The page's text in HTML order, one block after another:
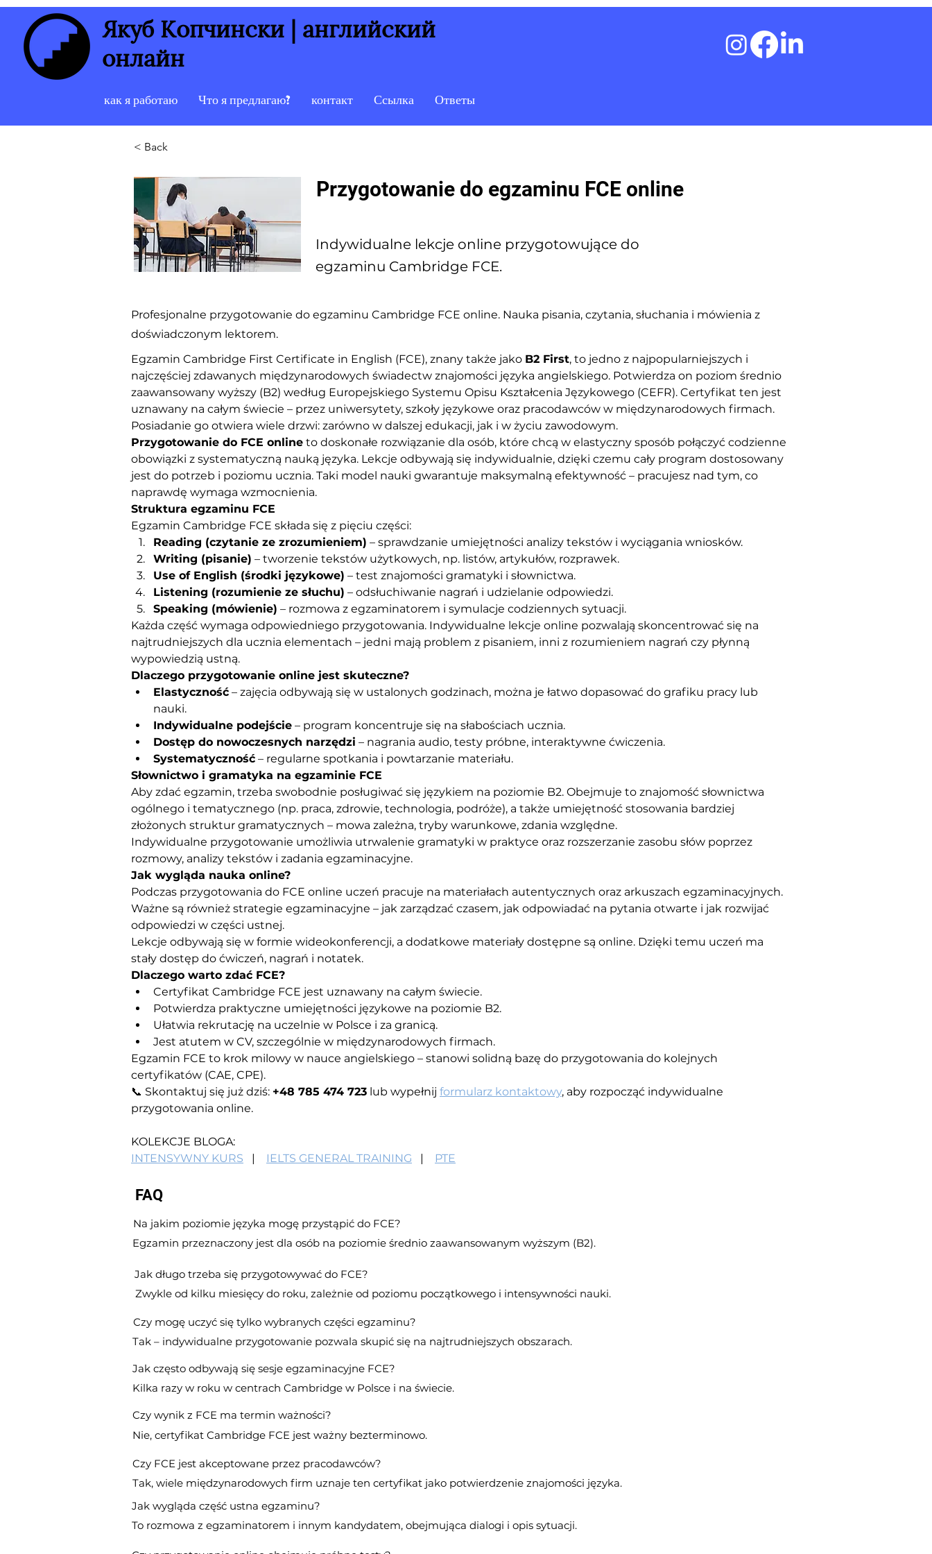
Якуб Копчински | английский
онлайн
как я работаю Что я предлагаю? контакт Ссылка Ответы
< Back
Przygotowanie do egzaminu FCE online
Indywidualne lekcje online przygotowujące do
egzaminu Cambridge FCE.
Profesjonalne przygotowanie do egzaminu Cambridge FCE online. Nauka pisania, czytania, słuchania i mówienia z
doświadczonym lektorem.
Egzamin Cambridge First Certificate in English (FCE), znany także jako B2 First, to jedno z najpopularniejszych i
najczęściej zdawanych międzynarodowych świadectw znajomości języka angielskiego. Potwierdza on poziom średnio
zaawansowany wyższy (B2) według Europejskiego Systemu Opisu Kształcenia Językowego (CEFR). Certyfikat ten jest
uznawany na całym świecie – przez uniwersytety, szkoły językowe oraz pracodawców w międzynarodowych firmach.
Posiadanie go otwiera wiele drzwi: zarówno w dalszej edukacji, jak i w życiu zawodowym.
Przygotowanie do FCE online to doskonałe rozwiązanie dla osób, które chcą w elastyczny sposób połączyć codzienne
obowiązki z systematyczną nauką języka. Lekcje odbywają się indywidualnie, dzięki czemu cały program dostosowany
jest do potrzeb i poziomu ucznia. Taki model nauki gwarantuje maksymalną efektywność – pracujesz nad tym, co
naprawdę wymaga wzmocnienia.
Struktura egzaminu FCE
Egzamin Cambridge FCE składa się z pięciu części:
Reading (czytanie ze zrozumieniem) – sprawdzanie umiejętności analizy tekstów i wyciągania wniosków.
Writing (pisanie) – tworzenie tekstów użytkowych, np. listów, artykułów, rozprawek.
Use of English (środki językowe) – test znajomości gramatyki i słownictwa.
Listening (rozumienie ze słuchu) – odsłuchiwanie nagrań i udzielanie odpowiedzi.
Speaking (mówienie) – rozmowa z egzaminatorem i symulacje codziennych sytuacji.
Każda część wymaga odpowiedniego przygotowania. Indywidualne lekcje online pozwalają skoncentrować się na
najtrudniejszych dla ucznia elementach – jedni mają problem z pisaniem, inni z rozumieniem nagrań czy płynną
wypowiedzią ustną.
Dlaczego przygotowanie online jest skuteczne?
Elastyczność – zajęcia odbywają się w ustalonych godzinach, można je łatwo dopasować do grafiku pracy lub
nauki.
Indywidualne podejście – program koncentruje się na słabościach ucznia.
Dostęp do nowoczesnych narzędzi – nagrania audio, testy próbne, interaktywne ćwiczenia.
Systematyczność – regularne spotkania i powtarzanie materiału.
Słownictwo i gramatyka na egzaminie FCE
Aby zdać egzamin, trzeba swobodnie posługiwać się językiem na poziomie B2. Obejmuje to znajomość słownictwa
ogólnego i tematycznego (np. praca, zdrowie, technologia, podróże), a także umiejętność stosowania bardziej
złożonych struktur gramatycznych – mowa zależna, tryby warunkowe, zdania względne.
Indywidualne przygotowanie umożliwia utrwalenie gramatyki w praktyce oraz rozszerzanie zasobu słów poprzez
rozmowy, analizy tekstów i zadania egzaminacyjne.
Jak wygląda nauka online?
Podczas przygotowania do FCE online uczeń pracuje na materiałach autentycznych oraz arkuszach egzaminacyjnych.
Ważne są również strategie egzaminacyjne – jak zarządzać czasem, jak odpowiadać na pytania otwarte i jak rozwijać
odpowiedzi w części ustnej.
Lekcje odbywają się w formie wideokonferencji, a dodatkowe materiały dostępne są online. Dzięki temu uczeń ma
stały dostęp do ćwiczeń, nagrań i notatek.
Dlaczego warto zdać FCE?
Certyfikat Cambridge FCE jest uznawany na całym świecie.
Potwierdza praktyczne umiejętności językowe na poziomie B2.
Ułatwia rekrutację na uczelnie w Polsce i za granicą.
Jest atutem w CV, szczególnie w międzynarodowych firmach.
Egzamin FCE to krok milowy w nauce angielskiego – stanowi solidną bazę do przygotowania do kolejnych
certyfikatów (CAE, CPE).
📞 Skontaktuj się już dziś: +48 785 474 723 lub wypełnij formularz kontaktowy, aby rozpocząć indywidualne
przygotowania online.
KOLEKCJE BLOGA:
INTENSYWNY KURS | IELTS GENERAL TRAINING | PTE
FAQ
Na jakim poziomie języka mogę przystąpić do FCE?
Egzamin przeznaczony jest dla osób na poziomie średnio zaawansowanym wyższym (B2).
Jak długo trzeba się przygotowywać do FCE?
Zwykle od kilku miesięcy do roku, zależnie od poziomu początkowego i intensywności nauki.
Czy mogę uczyć się tylko wybranych części egzaminu?
Tak – indywidualne przygotowanie pozwala skupić się na najtrudniejszych obszarach.
Jak często odbywają się sesje egzaminacyjne FCE?
Kilka razy w roku w centrach Cambridge w Polsce i na świecie.
Czy wynik z FCE ma termin ważności?
Nie, certyfikat Cambridge FCE jest ważny bezterminowo.
Czy FCE jest akceptowane przez pracodawców?
Tak, wiele międzynarodowych firm uznaje ten certyfikat jako potwierdzenie znajomości języka.
Jak wygląda część ustna egzaminu?
To rozmowa z egzaminatorem i innym kandydatem, obejmująca dialogi i opis sytuacji.